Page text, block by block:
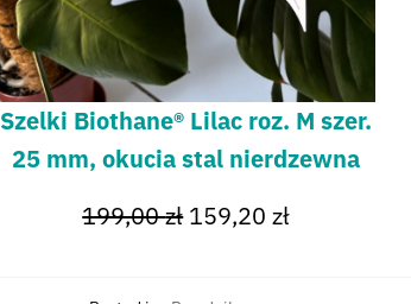
Szelki Biothane® Lilac roz. M szer.
25 mm, okucia stal nierdzewna
199,00zł 159,20zł